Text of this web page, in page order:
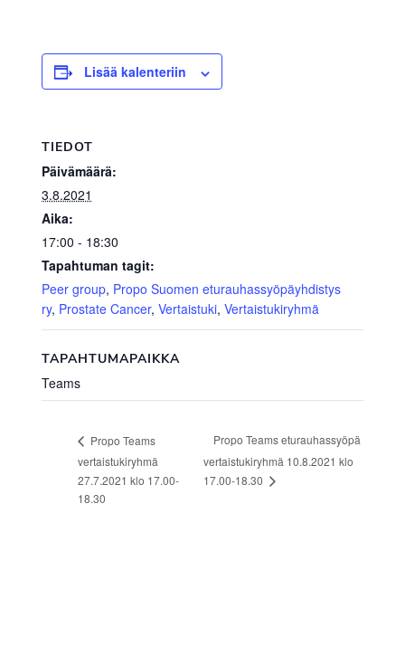
Lisää kalenteriin
TIEDOT
Päivämäärä:
3.8.2021
Aika:
17:00 - 18:30
Tapahtuman tagit:
Peer group, Propo Suomen eturauhassyöpäyhdistys
ry, Prostate Cancer, Vertaistuki, Vertaistukiryhmä
TAPAHTUMAPAIKKA
Teams
Propo Teams
vertaistukiryhmä
27.7.2021 klo 17.00-
18.30
Propo Teams eturauhassyöpä
vertaistukiryhmä 10.8.2021 klo
17.00-18.30